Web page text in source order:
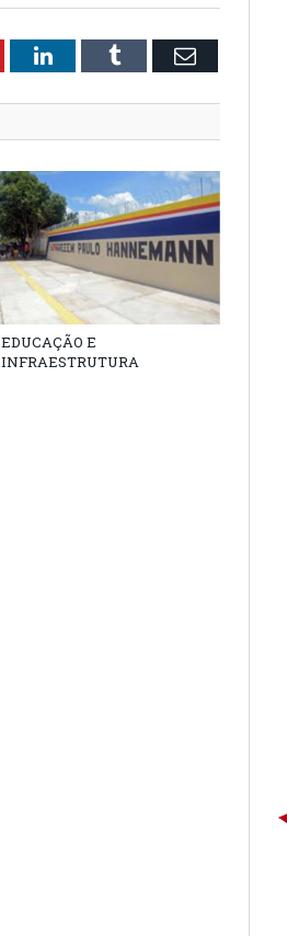
LinkedInTumblr Email
EDUCAÇÃO E
INFRAESTRUTURA